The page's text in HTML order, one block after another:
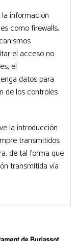
información
como firewalls,
el acceso no
el
datos para
de los controles
la introducción
transmitidos
de tal forma que
transmitida vía